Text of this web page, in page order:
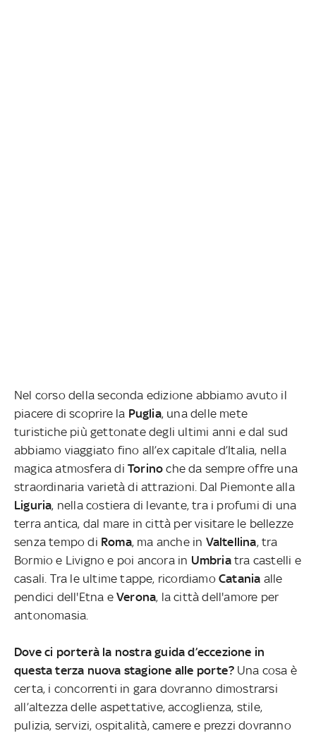
Nel corso della seconda edizione abbiamo avuto il
piacere di scoprire la Puglia, una delle mete
turistiche più gettonate degli ultimi anni e dal sud
abbiamo viaggiato fino all’ex capitale d’Italia, nella
magica atmosfera di Torino che da sempre offre una
straordinaria varietà di attrazioni. Dal Piemonte alla
Liguria, nella costiera di levante, tra i profumi di una
terra antica, dal mare in città per visitare le bellezze
senza tempo di Roma, ma anche in Valtellina, tra
Bormio e Livigno e poi ancora in Umbriatra castelli e
casali. Tra le ultime tappe, ricordiamo Catania alle
pendici dell'Etna e Verona, la città dell'amore per
antonomasia.
Dove ci porterà la nostra guida d’eccezione in
questa terza nuova stagione alle porte?Una cosa è
certa, i concorrenti in gara dovranno dimostrarsi
all’altezza delle aspettative, accoglienza, stile,
pulizia, servizi, ospitalità, camere e prezzi dovranno